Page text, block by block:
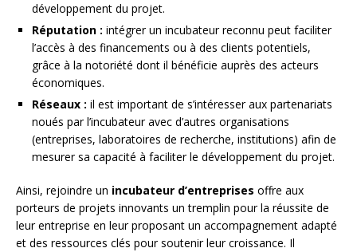
développement du projet.
Réputation : intégrer un incubateur reconnu peut faciliter
l’accès à des financements ou à des clients potentiels,
grâce à la notoriété dont il bénéficie auprès des acteurs
économiques.
Réseaux : il est important de s’intéresser aux partenariats
noués par l’incubateur avec d’autres organisations
(entreprises, laboratoires de recherche, institutions) afin de
mesurer sa capacité à faciliter le développement du projet.
Ainsi, rejoindre un incubateur d’entreprises offre aux
porteurs de projets innovants un tremplin pour la réussite de
leur entreprise en leur proposant un accompagnement adapté
et des ressources clés pour soutenir leur croissance. Il